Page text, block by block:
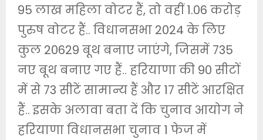
95 लाख महिला वोटर हैं, तो वहीं 1.06 करोड़
पुरुष वोटर हैं.. विधानसभा 2024 के लिए
कुल 20629 बूथ बनाए जाएंगे, जिसमें 735
नए बूथ बनाए गए हैं.. हरियाणा की 90 सीटों
में से 73 सीटें सामान्य हैं और 17 सीटें आरक्षित
हैं.. इसके अलावा बता दें कि चुनाव आयोग ने
हरियाणा विधानसभा चुनाव 1 फेज में